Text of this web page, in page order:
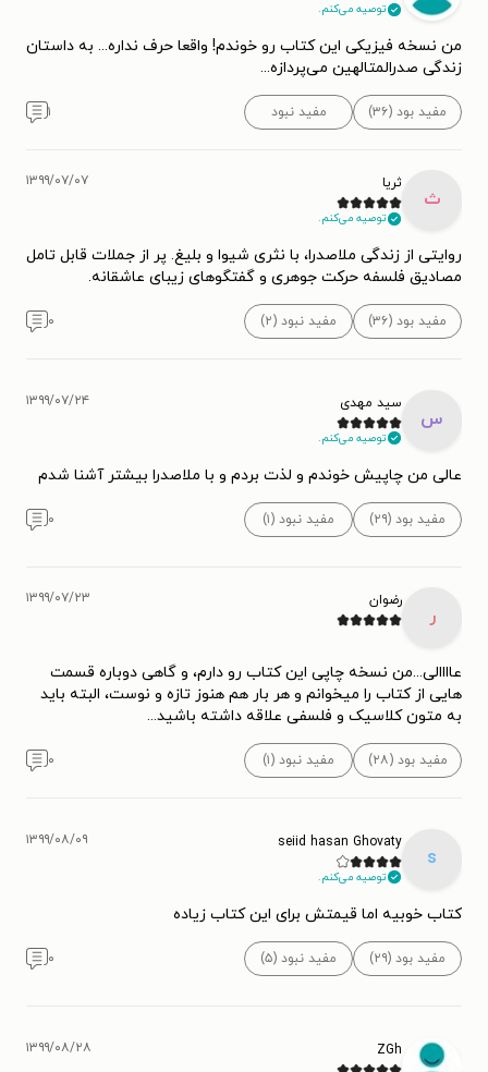
توصیه می‌کنم.
من نسخه فیزیکی این کتاب رو خوندم! واقعا حرف نداره... به داستان
زندگی صدرالمتالهین می‌پردازه...
مفید بود (۳۶) مفید نبود ۱
ث
ثریا
توصیه می‌کنم.
۱۳۹۹/۰۷/۰۷
روایتی از زندگی ملاصدرا، با نثری شیوا و بلیغ. پر از جملات قابل تامل
مصادیق فلسفه حرکت جوهری و گفتگوهای زیبای عاشقانه.
مفید بود (۳۶) مفید نبود (۲) ۰
س
سید مهدی
توصیه می‌کنم.
۱۳۹۹/۰۷/۲۴
عالی من چاپیش خوندم و لذت بردم و با ملاصدرا بیشتر آشنا شدم
مفید بود (۲۹) مفید نبود (۱) ۰
ر
رضوان ۱۳۹۹/۰۷/۲۳
عاااالی...من نسخه چاپی این کتاب رو دارم، و گاهی دوباره قسمت
هایی از کتاب را میخوانم و هر بار هم هنوز تازه و نوست، البته باید
به متون کلاسیک و فلسفی علاقه داشته باشید...
مفید بود (۲۸) مفید نبود (۱) ۰
s
seiid hasan Ghovaty
توصیه می‌کنم.
۱۳۹۹/۰۸/۰۹
کتاب خوبیه اما قیمتش برای این کتاب زیاده
مفید بود (۲۹) مفید نبود (۵) ۰
ZGh ۱۳۹۹/۰۸/۲۸